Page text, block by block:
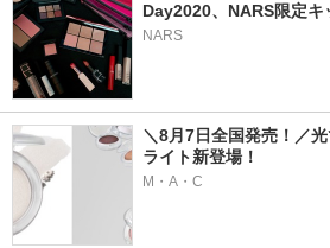
Day2020、NARS限定キ
NARS
＼8月7日全国発売！／
ライト新登場！
M・A・C